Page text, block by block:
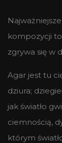
kompozycji
zgrywa się w
Agar jest tu
dziura;
jak światło
ciemnością,
którym